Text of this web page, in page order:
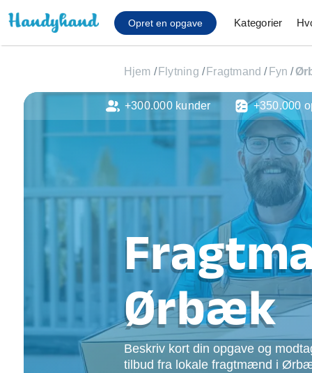
Opret en opgave Kategorier
Affaldsfjernelse
Afhentning af
Anlæg af terrasse
Cykel reparation
Flyttehjælp
Gulvlaminering
Hårde hvidevare
Hjælp til mobil, pc,
Installation af
Møbelsamling og
Ophængning af
Opsætning af
Tømrer
Tunge løft
Hjem / Flytning / Fragtmand / Fyn /
Ørbæk
Beskriv kort din opgave og
tilbud fra lokale fragtmænd i
+300.000 kunder +350.000